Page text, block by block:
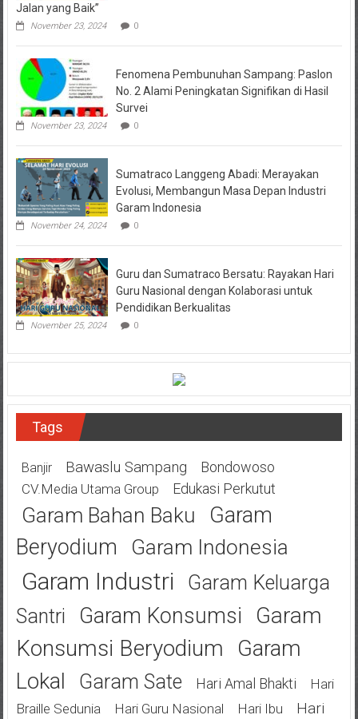
Jalan yang Baik”
November 23, 2024 0
Fenomena Pembunuhan Sampang: Paslon
No. 2 Alami Peningkatan Signifikan di Hasil
Survei
November 23, 2024 0
Sumatraco Langgeng Abadi: Merayakan
Evolusi, Membangun Masa Depan Industri
Garam Indonesia
November 24, 2024 0
Guru dan Sumatraco Bersatu: Rayakan Hari
Guru Nasional dengan Kolaborasi untuk
Pendidikan Berkualitas
November 25, 2024 0
Tags
Banjir Bawaslu Sampang Bondowoso
CV.Media Utama Group Edukasi Perkutut
Garam Bahan Baku
Garam
Beryodium
Garam Indonesia
Garam Industri
Garam Keluarga
Santri
Garam Konsumsi
Garam
Konsumsi Beryodium
Garam
Lokal
Garam Sate Hari Amal Bhakti
Hari
Braille Sedunia
Hari Guru Nasional Hari Ibu Hari